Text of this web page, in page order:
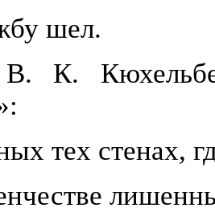
шел.
В. К.
тех стенах,